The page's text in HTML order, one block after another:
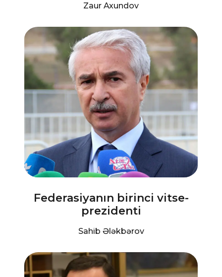
Zaur Axundov
Federasiyanın birinci vitse-
prezidenti
Sahib Ələkbərov